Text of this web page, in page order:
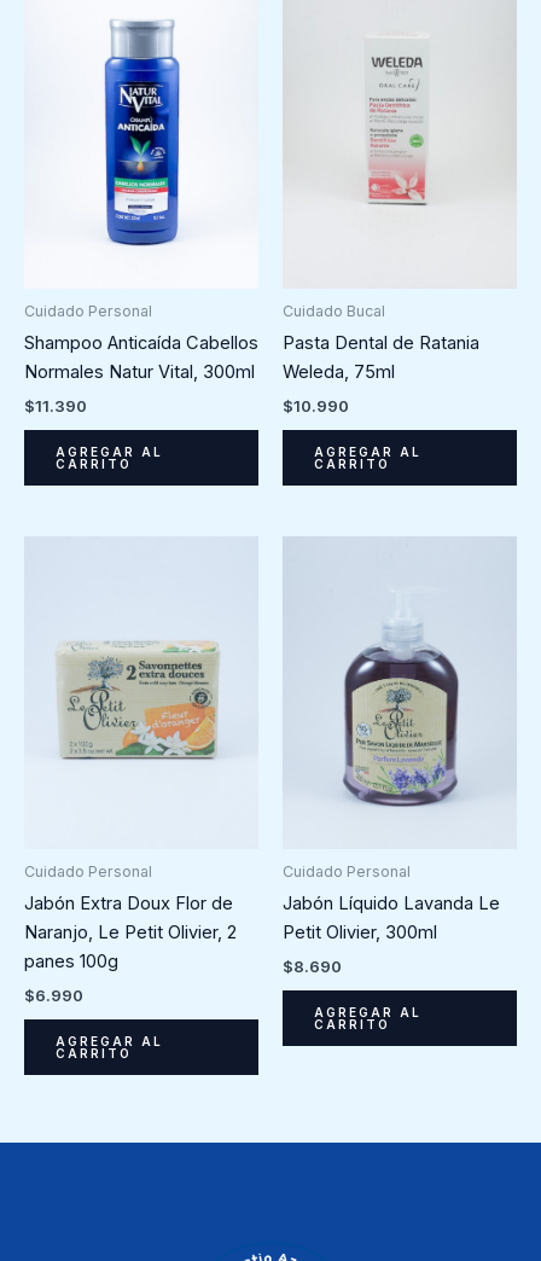
Cuidado Personal
Shampoo Anticaída Cabellos
Normales Natur Vital, 300ml
$11.390
AGREGAR AL
CARRITO
Cuidado Bucal
Pasta Dental de Ratania
Weleda, 75ml
$10.990
AGREGAR AL
CARRITO
Cuidado Personal
Jabón Extra Doux Flor de
Naranjo, Le Petit Olivier, 2
panes 100g
$6.990
AGREGAR AL
CARRITO
Cuidado Personal
Jabón Líquido Lavanda Le
Petit Olivier, 300ml
$8.690
AGREGAR AL
CARRITO